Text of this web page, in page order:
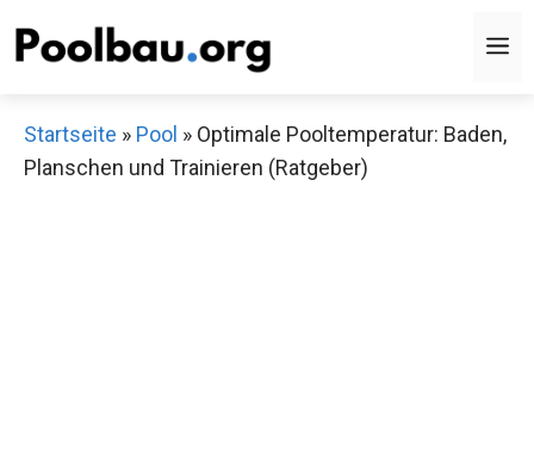
Inhalt
Startseite » Pool » Optimale Pooltemperatur: Baden,
Planschen und Trainieren (Ratgeber)